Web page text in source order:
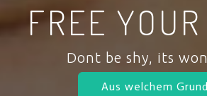
FREE
Dont be shy, its
Aus welchem